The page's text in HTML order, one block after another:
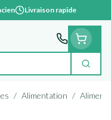
Livraison rapide
/ Alimentation /